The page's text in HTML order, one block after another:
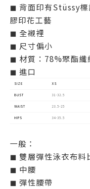
◼ 背面印有Stüssy標
膠印花工藝
◼ 全襯裡
◼ 尺寸偏小
◼ 材質：78%聚酯
◼ 進口
SIZE XS
BUST 31-32.5
WAIST 23.5-25
HIPS 34-35.5
一般：
◼ 雙層彈性泳衣布料
◼ 中腰
◼ 彈性腰帶